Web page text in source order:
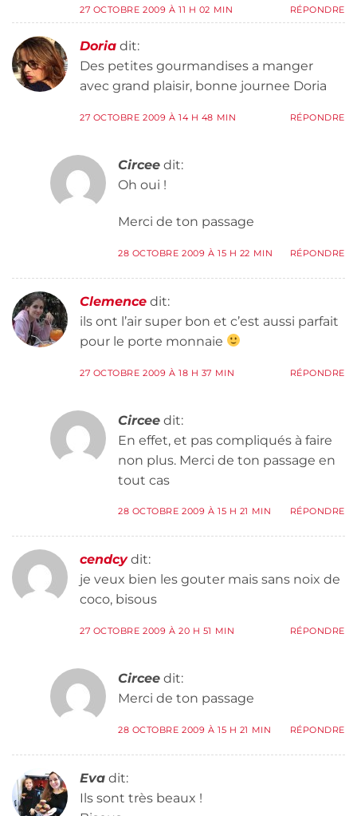
27 OCTOBRE 2009 À 11 H 02 MIN RÉPONDRE
Doria dit:
Des petites gourmandises a manger
avec grand plaisir, bonne journee Doria
27 OCTOBRE 2009 À 14 H 48 MIN RÉPONDRE
Circee dit:
Oh oui !
Merci de ton passage
28 OCTOBRE 2009 À 15 H 22 MIN RÉPONDRE
Clemence dit:
ils ont l’air super bon et c’est aussi parfait
pour le porte monnaie
27 OCTOBRE 2009 À 18 H 37 MIN RÉPONDRE
Circee dit:
En effet, et pas compliqués à faire
non plus. Merci de ton passage en
tout cas
28 OCTOBRE 2009 À 15 H 21 MIN RÉPONDRE
cendcy dit:
je veux bien les gouter mais sans noix de
coco, bisous
27 OCTOBRE 2009 À 20 H 51 MIN RÉPONDRE
Circee dit:
Merci de ton passage
28 OCTOBRE 2009 À 15 H 21 MIN RÉPONDRE
Eva dit:
Ils sont très beaux !